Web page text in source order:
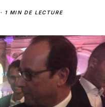
· 1 MIN DE LECTURE